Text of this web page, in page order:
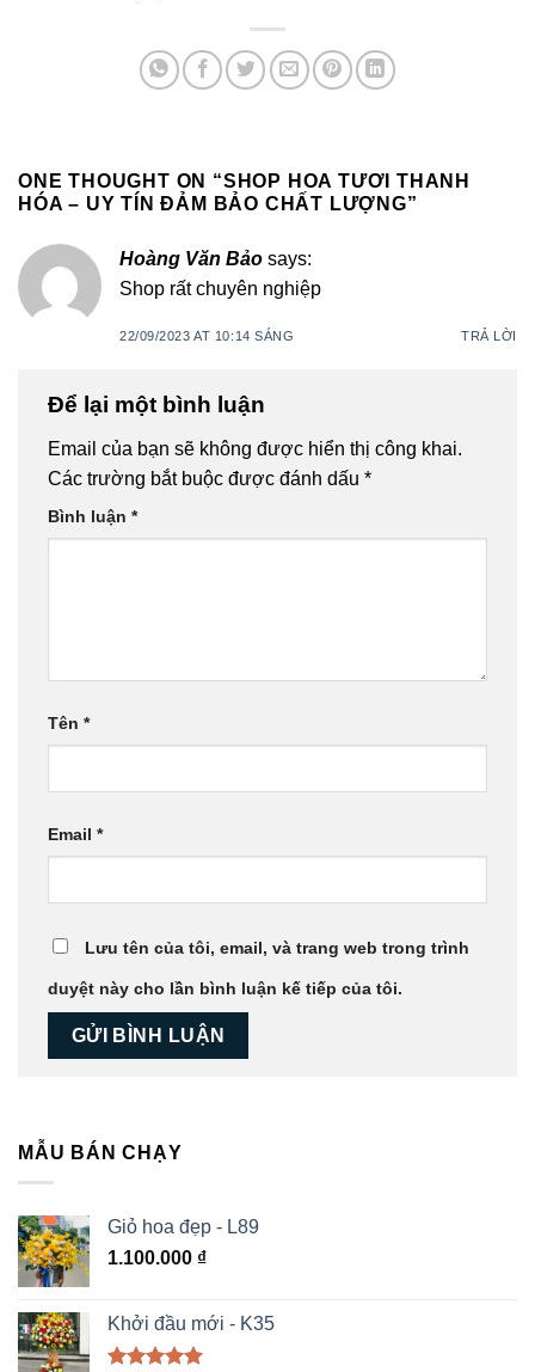
ONE THOUGHT ON “SHOP HOA TƯƠI THANH
HÓA – UY TÍN ĐẢM BẢO CHẤT LƯỢNG”
Hoàng Văn Bảo says:
Shop rất chuyên nghiệp
22/09/2023 AT 10:14 SÁNG TRẢ LỜI
Để lại một bình luận
Email của bạn sẽ không được hiển thị công khai.
Các trường bắt buộc được đánh dấu *
Bình luận *
Tên *
Email *
Lưu tên của tôi, email, và trang web trong trình
duyệt này cho lần bình luận kế tiếp của tôi.
MẪU BÁN CHẠY
Giỏ hoa đẹp - L89
1.100.000 ₫
Khởi đầu mới - K35